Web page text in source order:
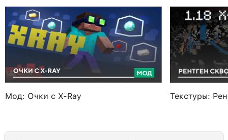
Мод: Очки с X-Ray Текстуры: